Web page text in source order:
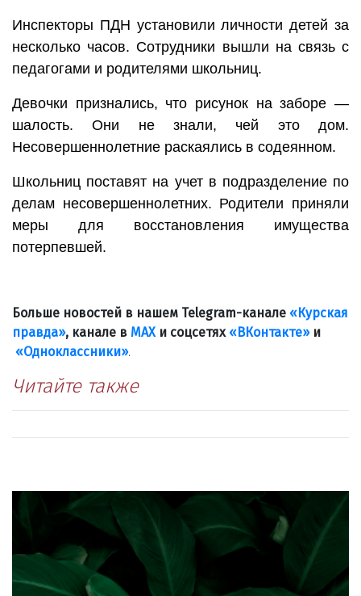
Инспекторы ПДН установили личности детей за
несколько часов. Сотрудники вышли на связь с
педагогами и родителями школьниц.
Девочки признались, что рисунок на заборе —
шалость. Они не знали, чей это дом.
Несовершеннолетние раскаялись в содеянном.
Школьниц поставят на учет в подразделение по
делам несовершеннолетних. Родители приняли
меры для восстановления имущества
потерпевшей.
Больше новостей в нашем Telegram-канале «Курская
правда», канале в МАХи соцсетях «ВКонтакте»и
«Одноклассники».
Читайте также